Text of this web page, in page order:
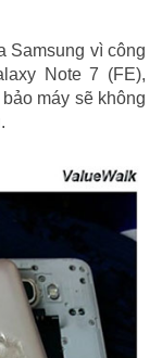
Samsung vì công
Note 7 (FE),
máy sẽ không